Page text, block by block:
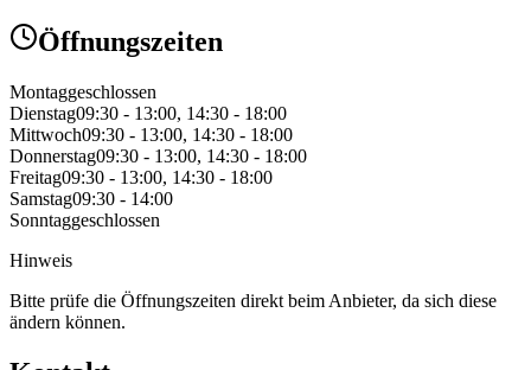
Öffnungszeiten
Montaggeschlossen
Dienstag09:30 - 13:00, 14:30 - 18:00
Mittwoch09:30 - 13:00, 14:30 - 18:00
Donnerstag09:30 - 13:00, 14:30 - 18:00
Freitag09:30 - 13:00, 14:30 - 18:00
Samstag09:30 - 14:00
Sonntaggeschlossen
Hinweis
Bitte prüfe die Öffnungszeiten direkt beim Anbieter, da sich diese
ändern können.